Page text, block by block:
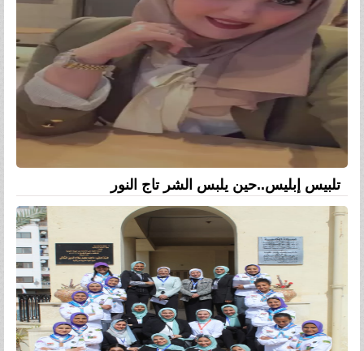
تلبيس إبليس..حين يلبس الشر تاج النور